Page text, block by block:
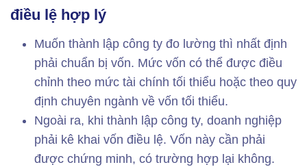
điều lệ hợp lý
Muốn thành lập công ty đo lường thì nhất định
phải chuẩn bị vốn. Mức vốn có thể được điều
chỉnh theo mức tài chính tối thiểu hoặc theo quy
định chuyên ngành về vốn tối thiểu.
Ngoài ra, khi thành lập công ty, doanh nghiệp
phải kê khai vốn điều lệ. Vốn này cần phải
được chứng minh, có trường hợp lại không.